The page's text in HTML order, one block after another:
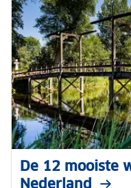
De 12 mooiste
Nederland